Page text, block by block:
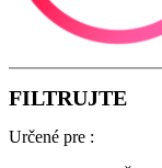
FILTRUJTE
Určené pre :